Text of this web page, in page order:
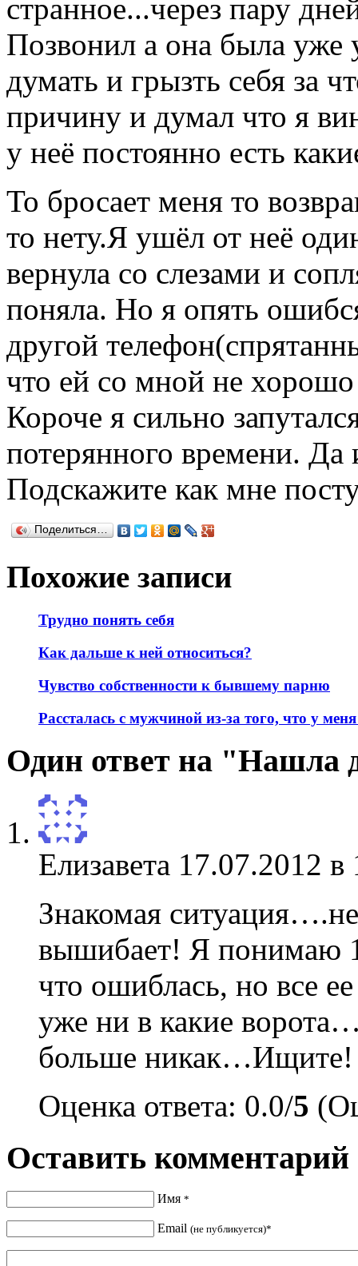
странное...через пару
Позвонил а она была уже
думать и грызть себя за
причину и думал что я
у неё постоянно есть
То бросает меня то
то нету.Я ушёл от неё
вернула со слезами и
поняла. Но я опять
другой
что ей со мной не хорошо
Короче я сильно
потерянного времени. Да
Подскажите как мне
Поделиться…
Похожие записи
Трудно понять себя
Как дальше к ней относиться?
Чувство собственности к бывшему парню
Рассталась с мужчиной из-за того, что у меня
Один ответ на "Нашла
Елизавета 17.07.2012 в
Знакомая
вышибает! Я понимаю
что ошиблась, но все
уже ни в какие
больше никак…Ищите!
Оценка ответа: 0.0/5
Оставить комментарий
Имя *
Email (не публикуется)*